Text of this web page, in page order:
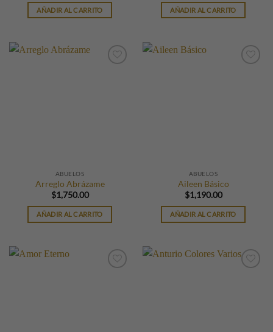
AÑADIR AL CARRITO AÑADIR AL CARRITO
ABUELOS
Arreglo Abrázame
$1,750.00
AÑADIR AL CARRITO
ABUELOS
Aileen Básico
$1,190.00
AÑADIR AL CARRITO